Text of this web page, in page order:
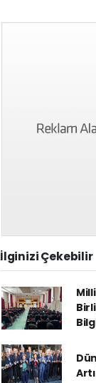
İlginizi Çekebilir